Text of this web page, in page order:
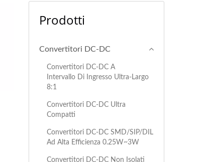
Prodotti
Convertitori DC-DC
Convertitori DC-DC A
Intervallo Di Ingresso Ultra-Largo
8:1
Convertitori DC-DC Ultra
Compatti
Convertitori DC-DC SMD/SIP/DIL
Ad Alta Efficienza 0.25W~3W
Convertitori DC-DC Non Isolati